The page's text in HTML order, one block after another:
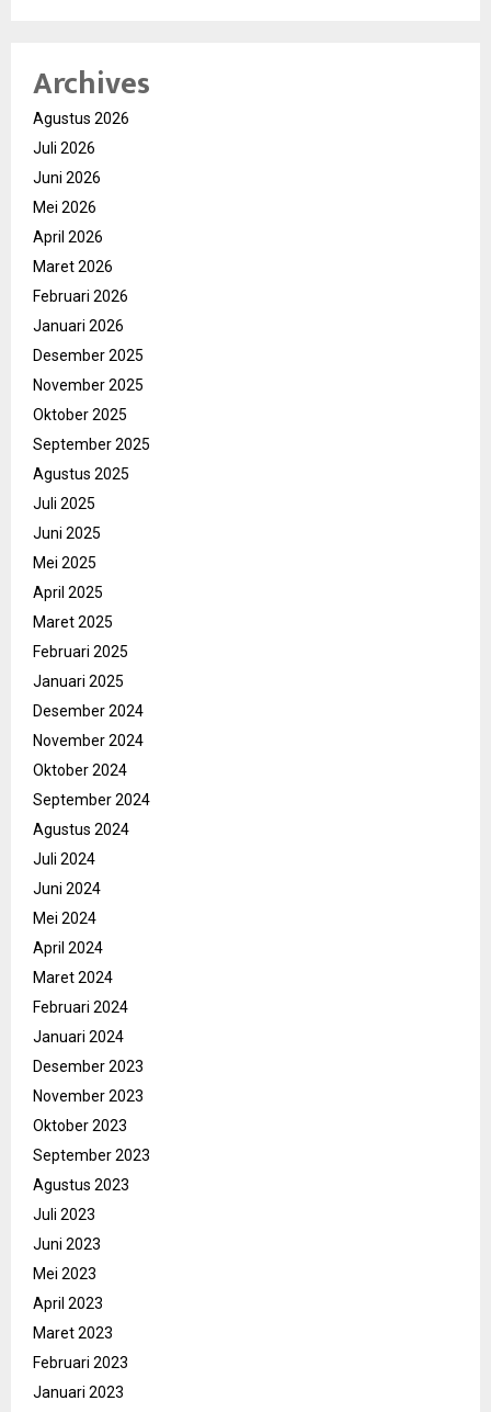
Archives
Agustus 2026
Juli 2026
Juni 2026
Mei 2026
April 2026
Maret 2026
Februari 2026
Januari 2026
Desember 2025
November 2025
Oktober 2025
September 2025
Agustus 2025
Juli 2025
Juni 2025
Mei 2025
April 2025
Maret 2025
Februari 2025
Januari 2025
Desember 2024
November 2024
Oktober 2024
September 2024
Agustus 2024
Juli 2024
Juni 2024
Mei 2024
April 2024
Maret 2024
Februari 2024
Januari 2024
Desember 2023
November 2023
Oktober 2023
September 2023
Agustus 2023
Juli 2023
Juni 2023
Mei 2023
April 2023
Maret 2023
Februari 2023
Januari 2023